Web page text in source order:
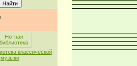
классической
музыки